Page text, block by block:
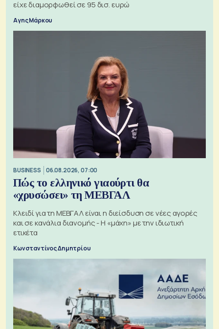
είχε διαμορφωθεί σε 95 δισ. ευρώ
Αγης Μάρκου
BUSINESS 06.08.2026, 07:00
Πώς το ελληνικό γιαούρτι θα
«χρυσώσει» τη ΜΕΒΓΑΛ
Κλειδί για τη ΜΕΒΓΑΛ είναι η διείσδυση σε νέες αγορές
και σε κανάλια διανομής - Η «μάχη» με την ιδιωτική
ετικέτα
Κωνσταντίνος Δημητρίου